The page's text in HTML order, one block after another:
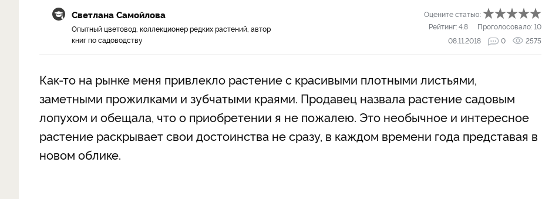
Светлана Самойлова
Опытный цветовод, коллекционер редких растений, автор
книг по садоводству
Оцените статью:
Рейтинг:4.8 Проголосовало:10
08.11.2018
0 2575
Как-то на рынке меня привлекло растение с красивыми плотными листьями,
заметными прожилками и зубчатыми краями. Продавец назвала растение садовым
лопухом и обещала, что о приобретении я не пожалею. Это необычное и интересное
растение раскрывает свои достоинства не сразу, в каждом времени года представая в
новом облике.